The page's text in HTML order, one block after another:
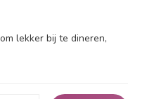
lekker bij te dineren,